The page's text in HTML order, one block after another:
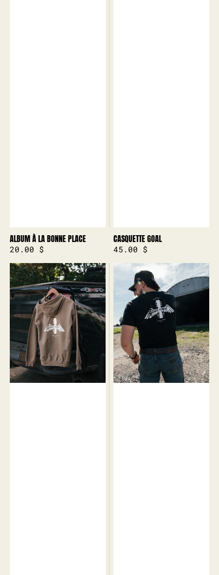
ALBUM À LA BONNE PLACE
Prix
habituel
20.00 $
CASQUETTE GOAL
Prix
habituel
45.00 $
Hoodie
VL
T-
VL